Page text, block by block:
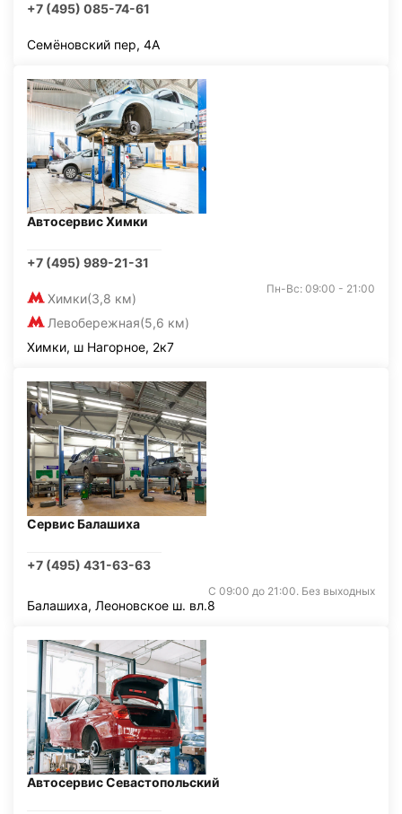
+7 (495) 085-74-61
Семёновский пер, 4А
Автосервис Химки
+7 (495) 989-21-31
Химки(3,8 км)
Левобережная(5,6 км)
Пн-Вс: 09:00 - 21:00
Химки, ш Нагорное, 2к7
Сервис Балашиха
+7 (495) 431-63-63
С 09:00 до 21:00. Без выходных
Балашиха, Леоновское ш. вл.8
Автосервис Севастопольский